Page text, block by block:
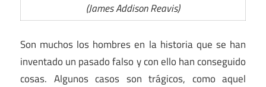
(James Addison Reavis)
Son muchos los hombres en la historia que se han
inventado un pasado falso y con ello han conseguido
cosas. Algunos casos son trágicos, como aquel